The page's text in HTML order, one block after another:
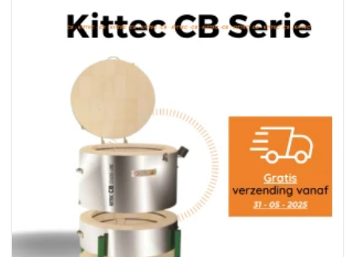
heeft
meerdere
kan
gekozen
worden
op
productpagina